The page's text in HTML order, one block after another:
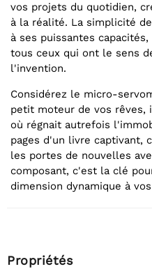
vos projets du quotidien,
à la réalité. La simplicité
à ses puissantes
tous ceux qui ont le sens
l'invention.
Considérez le micro-
petit moteur de vos rêves,
où régnait autrefois
pages d'un livre captivant,
les portes de nouvelles
composant, c'est la clé
dimension dynamique à
Propriétés